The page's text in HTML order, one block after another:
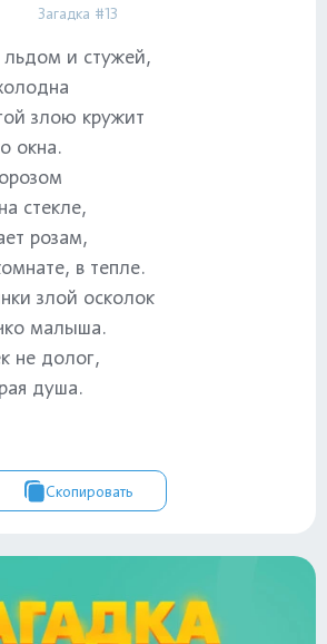
Загадка #13
льдом и стужей,
злою кружит
окна.
стекле,
розам,
в тепле.
злой осколок
малыша.
не долог,
душа.
Скопировать